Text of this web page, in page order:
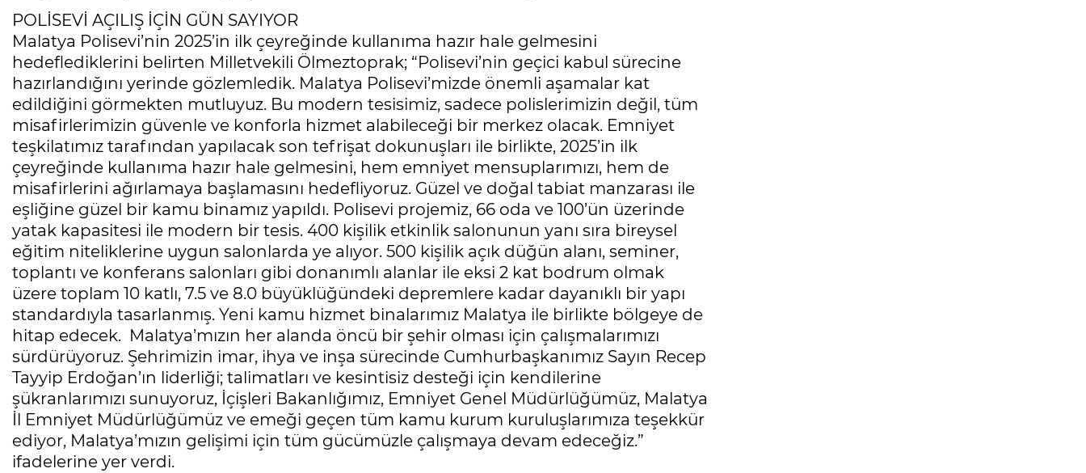
POLİSEVİ AÇILIŞ İÇİN GÜN SAYIYOR
Malatya Polisevi’nin 2025’in ilk çeyreğinde kullanıma hazır hale gelmesini
hedeflediklerini belirten Milletvekili Ölmeztoprak; “Polisevi’nin geçici kabul sürecine
hazırlandığını yerinde gözlemledik. Malatya Polisevi’mizde önemli aşamalar kat
edildiğini görmekten mutluyuz. Bu modern tesisimiz, sadece polislerimizin değil, tüm
misafirlerimizin güvenle ve konforla hizmet alabileceği bir merkez olacak. Emniyet
teşkilatımız tarafından yapılacak son tefrişat dokunuşları ile birlikte, 2025’in ilk
çeyreğinde kullanıma hazır hale gelmesini, hem emniyet mensuplarımızı, hem de
misafirlerini ağırlamaya başlamasını hedefliyoruz. Güzel ve doğal tabiat manzarası ile
eşliğine güzel bir kamu binamız yapıldı. Polisevi projemiz, 66 oda ve 100’ün üzerinde
yatak kapasitesi ile modern bir tesis. 400 kişilik etkinlik salonunun yanı sıra bireysel
eğitim niteliklerine uygun salonlarda ye alıyor. 500 kişilik açık düğün alanı, seminer,
toplantı ve konferans salonları gibi donanımlı alanlar ile eksi 2 kat bodrum olmak
üzere toplam 10 katlı, 7.5 ve 8.0 büyüklüğündeki depremlere kadar dayanıklı bir yapı
standardıyla tasarlanmış. Yeni kamu hizmet binalarımız Malatya ile birlikte bölgeye de
hitap edecek. Malatya’mızın her alanda öncü bir şehir olması için çalışmalarımızı
sürdürüyoruz. Şehrimizin imar, ihya ve inşa sürecinde Cumhurbaşkanımız Sayın Recep
Tayyip Erdoğan’ın liderliği; talimatları ve kesintisiz desteği için kendilerine
şükranlarımızı sunuyoruz, İçişleri Bakanlığımız, Emniyet Genel Müdürlüğümüz, Malatya
İl Emniyet Müdürlüğümüz ve emeği geçen tüm kamu kurum kuruluşlarımıza teşekkür
ediyor, Malatya’mızın gelişimi için tüm gücümüzle çalışmaya devam edeceğiz.”
ifadelerine yer verdi.